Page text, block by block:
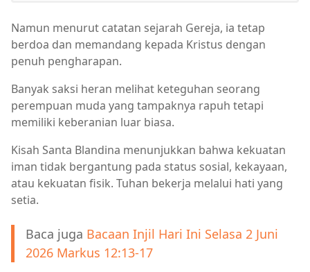
Namun menurut catatan sejarah Gereja, ia tetap
berdoa dan memandang kepada Kristus dengan
penuh pengharapan.
Banyak saksi heran melihat keteguhan seorang
perempuan muda yang tampaknya rapuh tetapi
memiliki keberanian luar biasa.
Kisah Santa Blandina menunjukkan bahwa kekuatan
iman tidak bergantung pada status sosial, kekayaan,
atau kekuatan fisik. Tuhan bekerja melalui hati yang
setia.
Baca juga Bacaan Injil Hari Ini Selasa 2 Juni
2026 Markus 12:13-17